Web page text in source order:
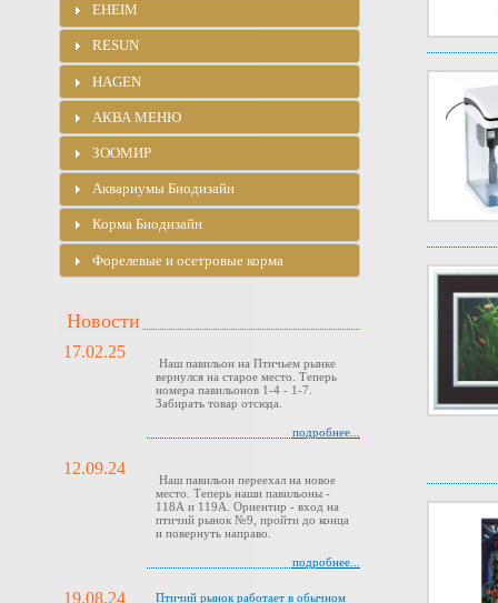
EHEIM
RESUN
HAGEN
АКВА МЕНЮ
ЗООМИР
Аквариумы Биодизайн
Корма Биодизайн
Форелевые и осетровые корма
Новости
17.02.25
Наш павильон на Птичьем рынке
вернулся на старое место. Теперь
номера павильонов 1-4 - 1-7.
Забирать товар отсюда.
подробнее...
12.09.24
Наш павильон переехал на новое
место. Теперь наши павильоны -
118А и 119А. Ориентир - вход на
птичий рынок №9, пройти до конца
и повернуть направо.
подробнее...
19.08.24
Птичий рынок работает в обычном